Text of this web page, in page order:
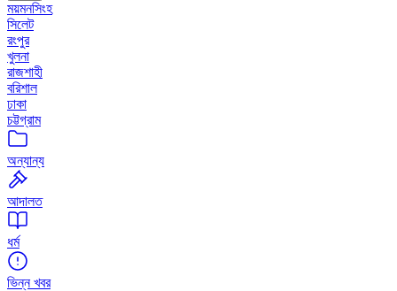
ময়মনসিংহ
সিলেট
রংপুর
খুলনা
রাজশাহী
বরিশাল
ঢাকা
চট্টগ্রাম
অন্যান্য
আদালত
ধর্ম
ভিন্ন খবর